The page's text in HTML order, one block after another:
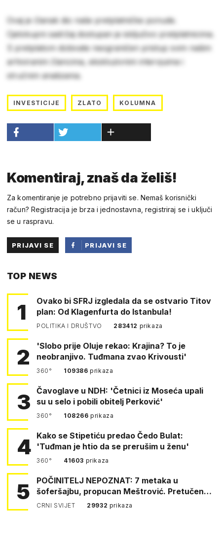
Ovaj je članak dio naše pretplatničke ponude.
Cjelokupni sadržaj dostupan je isključivo pretplatnicima.
S pretplatom dobivate neograničen pristup svim našim
arhiviranim člancima, ekskluzivnim intervjuima i
stručnim analizama.
INVESTICIJE ZLATO KOLUMNA
Komentiraj, znaš da želiš!
Za komentiranje je potrebno prijaviti se. Nemaš korisnički
račun? Registracija je brza i jednostavna, registriraj se i uključi
se u raspravu.
PRIJAVI SE
PRIJAVI SE
TOP NEWS
1
Ovako bi SFRJ izgledala da se ostvario Titov
plan: Od Klagenfurta do Istanbula!
POLITIKA I DRUŠTVO 283412 prikaza
2
'Slobo prije Oluje rekao: Krajina? To je
neobranjivo. Tuđmana zvao Krivousti'
360° 109386prikaza
3
Čavoglave u NDH: 'Četnici iz Moseća upali
su u selo i pobili obitelj Perković'
360° 108266prikaza
4 Kako se Stipetiću predao Čedo Bulat:
'Tuđman je htio da se prerušim u ženu'
360° 41603 prikaza
5
POČINITELJ NEPOZNAT: 7 metaka u
šoferšajbu, propucan Meštrović. Pretučen
Pejin
CRNI SVIJET 29932 prikaza